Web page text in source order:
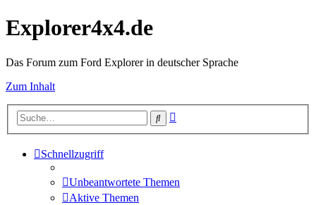
Explorer4x4.de
Das Forum zum Ford Explorer in deutscher Sprache
Zum Inhalt
Suche
Schnellzugriff
Unbeantwortete Themen
Aktive Themen